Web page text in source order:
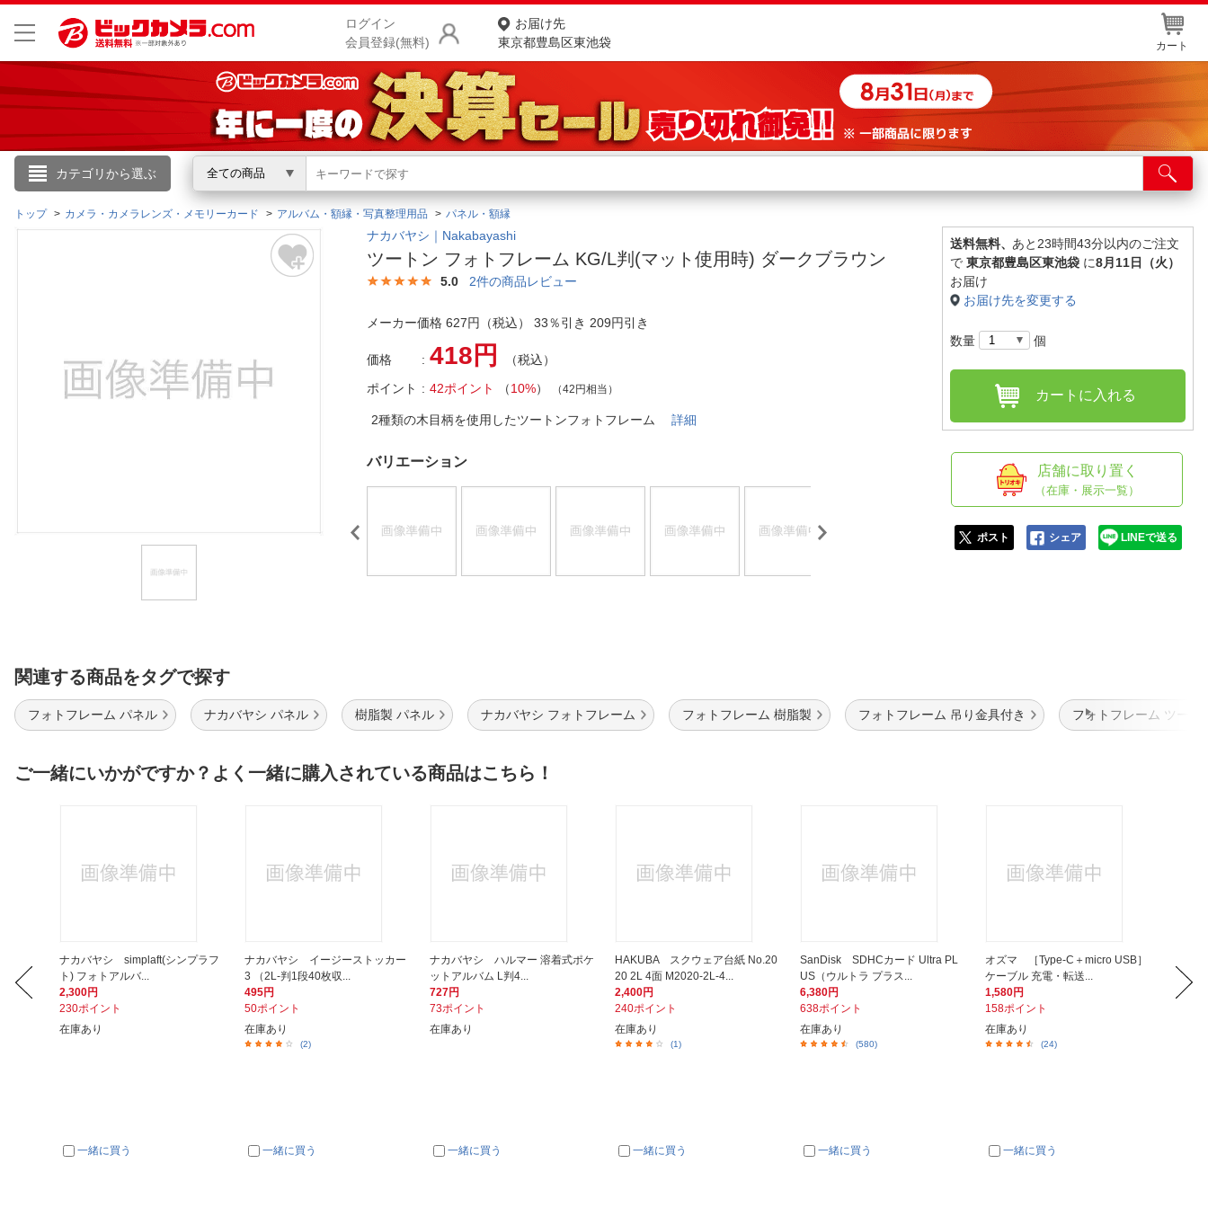
ログイン
会員登録(無料)
お届け先
東京都豊島区東池袋
カート
カテゴリから選ぶ 全ての商品
こんにちは
ログイン
閲覧履歴
商品をさがす
ランキングからさがす
カテゴリ一覧からさがす
お客様サポート
よくある質問・お問合せ
店舗サービス
ネット取り置き
店舗情報・店舗一覧
English / 中文
トップ カメラ・カメラレンズ・メモリーカード アルバム・額縁・写真整理用品 パネル・額縁
ナカバヤシ｜Nakabayashi
ツートン フォトフレーム KG/L判(マット使用時) ダークブラウン
5.0 2件の商品レビュー
メーカー価格 627円（税込） 33％引き 209円引き
価格 418円
（税込）
ポイント
42ポイント （10%） （42円相当）
2種類の木目柄を使用したツートンフォトフレーム詳細
バリエーション
送料無料、 あと23時間43分以内のご注文
で 東京都豊島区東池袋 に8月11日（火）
お届け
お届け先を変更する
数量 個
カートに入れる
店舗に取り置く
（在庫・展示一覧）
ポスト シェア LINEで送る
関連する商品をタグで探す
フォトフレーム パネル ナカバヤシ パネル 樹脂製 パネル ナカバヤシ フォトフレーム フォトフレーム 樹脂製 フォトフレーム 吊り金具付き フォトフレーム ツート
ご一緒にいかがですか？よく一緒に購入されている商品はこちら！
ナカバヤシ simplaft(シンプラフ
ト) フォトアルバ...
2,300円
230ポイント
在庫あり
一緒に買う
ナカバヤシ イージーストッカー
3 （2L-判1段40枚収...
495円
50ポイント
在庫あり
(2)
一緒に買う
ナカバヤシ ハルマー 溶着式ポケ
ットアルバム L判4...
727円
73ポイント
在庫あり
一緒に買う
HAKUBA スクウェア台紙 No.20
20 2L 4面 M2020-2L-4...
2,400円
240ポイント
在庫あり
(1)
一緒に買う
SanDisk SDHCカード Ultra PL
US（ウルトラ プラス...
6,380円
638ポイント
在庫あり
(580)
一緒に買う
オズマ ［Type-C＋micro USB］
ケーブル 充電・転送...
1,580円
158ポイント
在庫あり
(24)
一緒に買う
40,480